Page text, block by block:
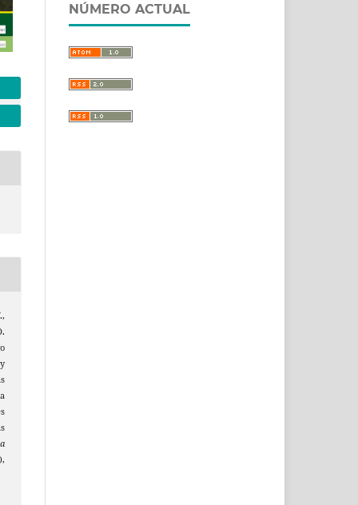
NÚMERO ACTUAL